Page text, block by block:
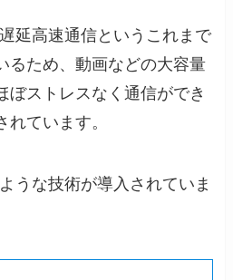
延高速通信というこれまで
るため、動画などの大容量
ぼストレスなく通信ができ
れています。
うな技術が導入されていま